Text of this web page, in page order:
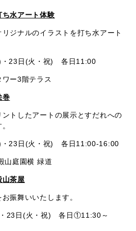
水アート体験
ジナルのイラストを打ち水アート
・23日(火・祝) 各日11:00
ー3階テラス
巻
トしたアートの展示とすだれへの
・23日(火・祝) 各日11:00-16:00
山庭園横 緑道
茶屋
振舞いいたします。
・23日(火・祝) 各日①11:30～